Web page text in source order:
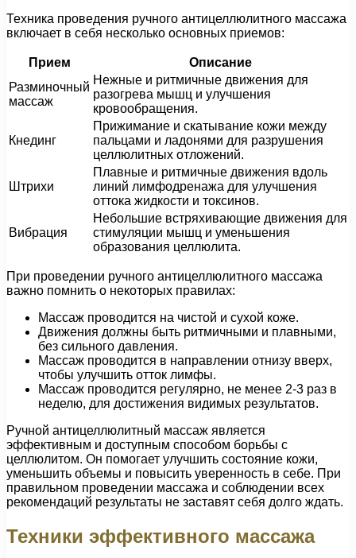
Техника проведения ручного антицеллюлитного массажа
включает в себя несколько основных приемов:
Прием
Описание
Разминочный
массаж
Нежные и ритмичные движения для
разогрева мышц и улучшения
кровообращения.
Кнединг
Прижимание и скатывание кожи между
пальцами и ладонями для разрушения
целлюлитных отложений.
Штрихи
Плавные и ритмичные движения вдоль
линий лимфодренажа для улучшения
оттока жидкости и токсинов.
Вибрация
Небольшие встряхивающие движения для
стимуляции мышц и уменьшения
образования целлюлита.
При проведении ручного антицеллюлитного массажа
важно помнить о некоторых правилах:
Массаж проводится на чистой и сухой коже.
Движения должны быть ритмичными и плавными,
без сильного давления.
Массаж проводится в направлении отнизу вверх,
чтобы улучшить отток лимфы.
Массаж проводится регулярно, не менее 2-3 раз в
неделю, для достижения видимых результатов.
Ручной антицеллюлитный массаж является
эффективным и доступным способом борьбы с
целлюлитом. Он помогает улучшить состояние кожи,
уменьшить объемы и повысить уверенность в себе. При
правильном проведении массажа и соблюдении всех
рекомендаций результаты не заставят себя долго ждать.
Техники эффективного массажа